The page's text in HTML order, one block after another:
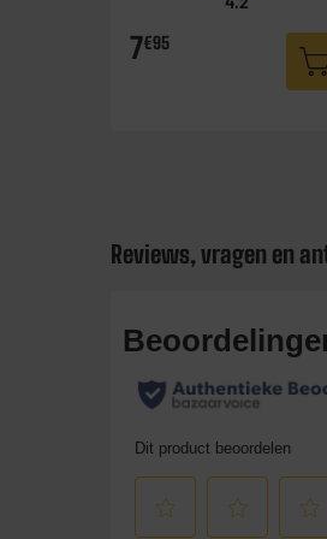
7€95
Reviews, vragen en